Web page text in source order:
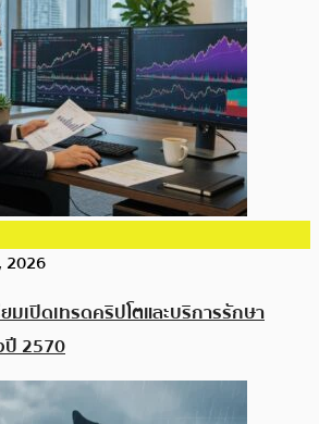
2026
มเปิดเทรดคริปโตและบริการรักษา
ปี 2570